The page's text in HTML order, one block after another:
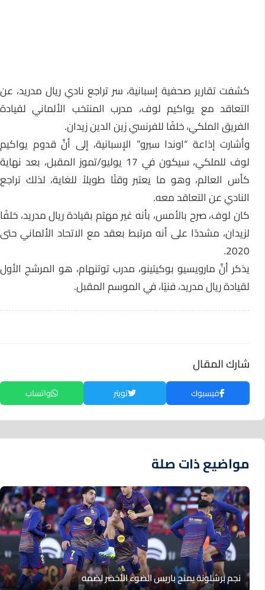
كشفت تقارير صحفية إسبانية، سر تراجع نادي ريال مدريد، عن
التعاقد مع يواكيم لوف، مدرب المنتخب الألماني لقيادة
الفريق الملكي، خلفًا للفرنسي زين الدين زيدان.
وأشارت إذاعة “اوندا سيرو” الإسبانية، إلى أنَّ قدوم يواكيم
لوف للملكي، سيكون في 17 يوليو/تموز المقبل، بعد نهاية
كأس العالم، وهو ما يعتبر وقتًا طويلاً للغاية، لذلك تراجع
النادي عن التعاقد معه.
كان لوف، صرح بالأمس، بأنه غير مهتم بقيادة ريال مدريد، خلفًا
لزيدان، مشددًا على أنه مرتبط بعقد مع الاتحاد الألماني حتى
2020.
يذكر أنَّ مارويسيو بوكيتينو، مدرب توتنهام، هو المرشح الأول
لقيادة ريال مدريد، فنيًا، في الموسم المقبل.
شارك المقال
فيسبوك تويتر واتساب
مواضيع ذات صلة
نجم برشلونة يمنح باريس الضوء الأخضر لضمه